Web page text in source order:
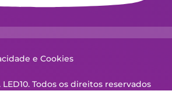
e Cookies
Todos os direitos reservados